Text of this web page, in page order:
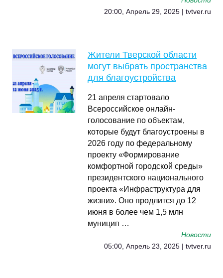
20:00, Апрель 29, 2025 | tvtver.ru
Жители Тверской области
могут выбрать пространства
для благоустройства
21 апреля стартовало
Всероссийское онлайн-
голосование по объектам,
которые будут благоустроены в
2026 году по федеральному
проекту «Формирование
комфортной городской среды»
президентского национального
проекта «Инфраструктура для
жизни». Оно продлится до 12
июня в более чем 1,5 млн
муницип …
Новости
05:00, Апрель 23, 2025 | tvtver.ru